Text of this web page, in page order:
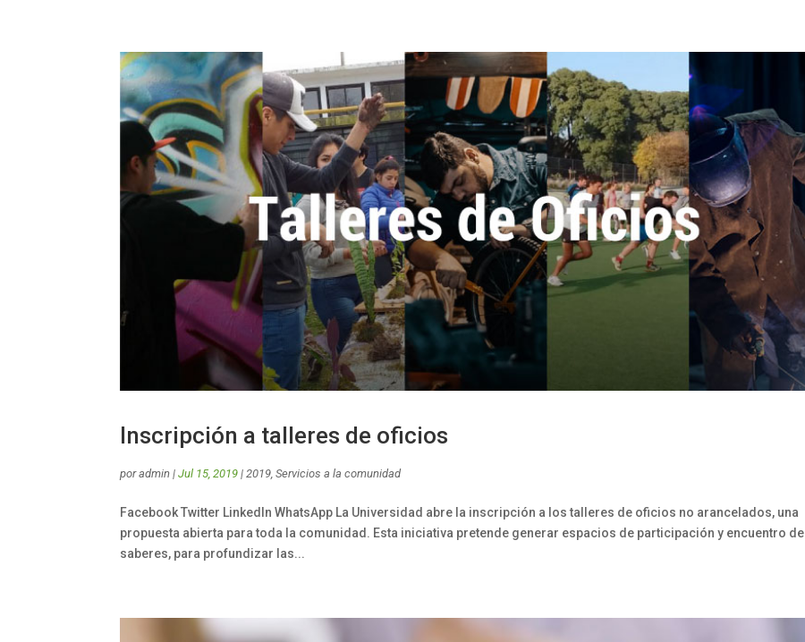
Inscripción a talleres de oficios
poradmin |Jul 15, 2019 |2019,Servicios a la comunidad
Facebook Twitter LinkedIn WhatsApp La Universidad abre la inscripción a los talleres de oficios no arancelados, una
propuesta abierta para toda la comunidad. Esta iniciativa pretende generar espacios de participación y encuentro de
saberes, para profundizar las...